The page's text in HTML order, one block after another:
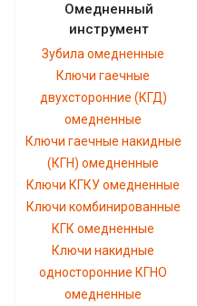
Омедненный
инструмент
Зубила омедненные
Ключи гаечные
двухсторонние (КГД)
омедненные
Ключи гаечные накидные
(КГН) омедненные
Ключи КГКУ омедненные
Ключи комбинированные
КГК омедненные
Ключи накидные
односторонние КГНО
омедненные